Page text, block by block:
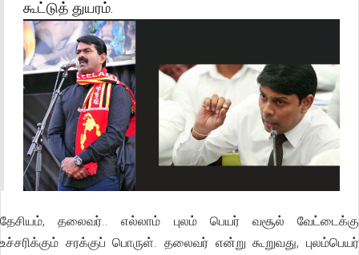
கூட்டுத் துயரம்.
தேசியம், தலைவர்.. எல்லாம் புலம் பெயர் வசூல் வேட்டைக்கு
உச்சரிக்கும் சரக்குப் பொருள். தலைவர் என்று கூறுவது, புலம்பெயர்